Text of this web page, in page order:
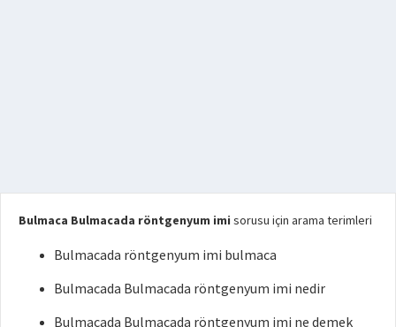
Bulmaca Bulmacada röntgenyum imi sorusu için arama terimleri
Bulmacada röntgenyum imi bulmaca
Bulmacada Bulmacada röntgenyum imi nedir
Bulmacada Bulmacada röntgenyum imi ne demek